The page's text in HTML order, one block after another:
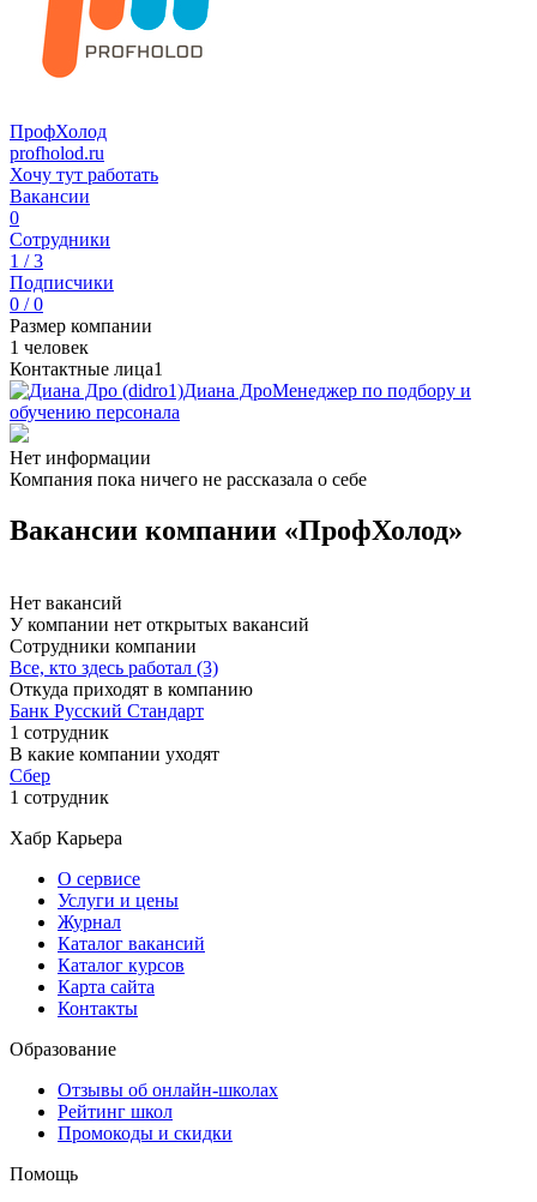
ПрофХолод
profholod.ru
Хочу тут работать
Вакансии
0
Сотрудники
1 / 3
Подписчики
0 / 0
Размер компании
1 человек
Контактные лица1
Диана ДроМенеджер по подбору и
обучению персонала
Нет информации
Компания пока ничего не рассказала о себе
Вакансии компании «ПрофХолод»
Нет вакансий
У компании нет открытых вакансий
Сотрудники компании
Все, кто здесь работал (3)
Откуда приходят в компанию
Банк Русский Стандарт
1 сотрудник
В какие компании уходят
Сбер
1 сотрудник
Хабр Карьера
О сервисе
Услуги и цены
Журнал
Каталог вакансий
Каталог курсов
Карта сайта
Контакты
Образование
Отзывы об онлайн-школах
Рейтинг школ
Промокоды и скидки
Помощь